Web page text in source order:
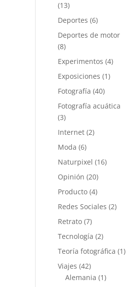
(13)
Deportes (6)
Deportes de motor
(8)
Experimentos (4)
Exposiciones (1)
Fotografía (40)
Fotografía acuática
(3)
Internet (2)
Moda (6)
Naturpixel (16)
Opinión (20)
Producto (4)
Redes Sociales (2)
Retrato (7)
Tecnología (2)
Teoría fotográfica (1)
Viajes (42)
Alemania (1)